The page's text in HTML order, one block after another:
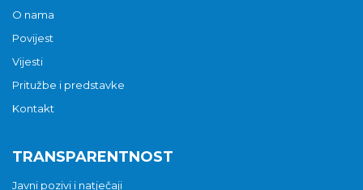
O nama
Povijest
Vijesti
Pritužbe i predstavke
Kontakt
TRANSPARENTNOST
Javni pozivi i natječaji